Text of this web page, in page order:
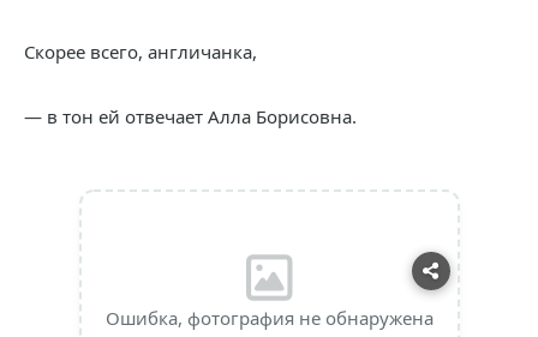
Скорее всего, англичанка,
— в тон ей отвечает Алла Борисовна.
Ошибка, фотография не обнаружена